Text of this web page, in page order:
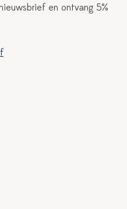
en ontvang 5%